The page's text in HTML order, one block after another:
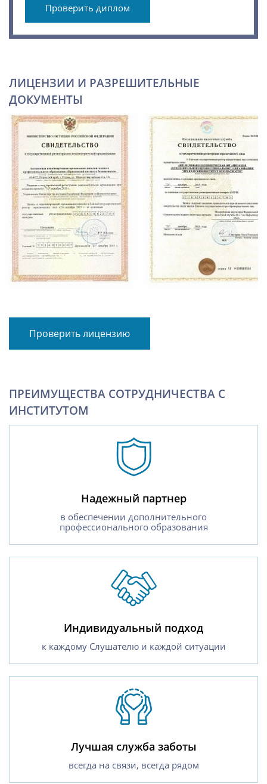
Проверить диплом
ЛИЦЕНЗИИ И РАЗРЕШИТЕЛЬНЫЕ
ДОКУМЕНТЫ
Проверить лицензию
ПРЕИМУЩЕСТВА СОТРУДНИЧЕСТВА С
ИНСТИТУТОМ
Надежный партнер
в обеспечении дополнительного
профессионального образования
Индивидуальный подход
к каждому Слушателю и каждой ситуации
Лучшая служба заботы
всегда на связи, всегда рядом